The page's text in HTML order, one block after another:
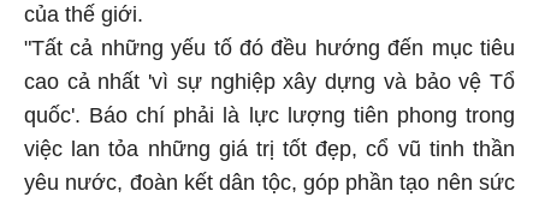
của thế giới.
"Tất cả những yếu tố đó đều hướng đến mục tiêu
cao cả nhất 'vì sự nghiệp xây dựng và bảo vệ Tổ
quốc'. Báo chí phải là lực lượng tiên phong trong
việc lan tỏa những giá trị tốt đẹp, cổ vũ tinh thần
yêu nước, đoàn kết dân tộc, góp phần tạo nên sức